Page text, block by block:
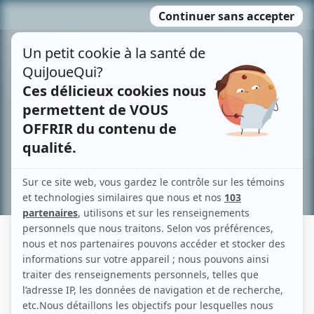
MENU
contenu
Recherche avancée »
PATRICK BEAUCHEMIN
Liens
Fiche de Patrick Beauchemin sur Showbizz.net